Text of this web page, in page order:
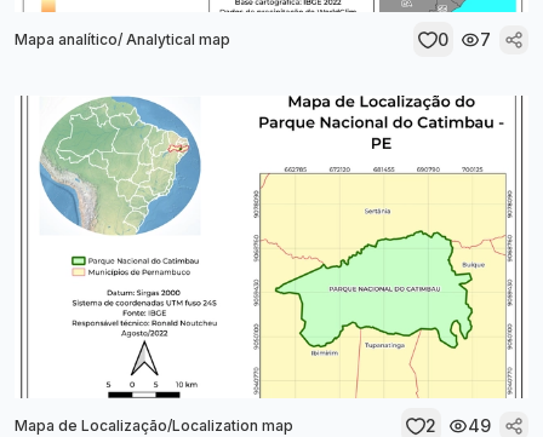
Mapa analítico/ Analytical map 0 7
Mapa de Localização/Localization map 2 49